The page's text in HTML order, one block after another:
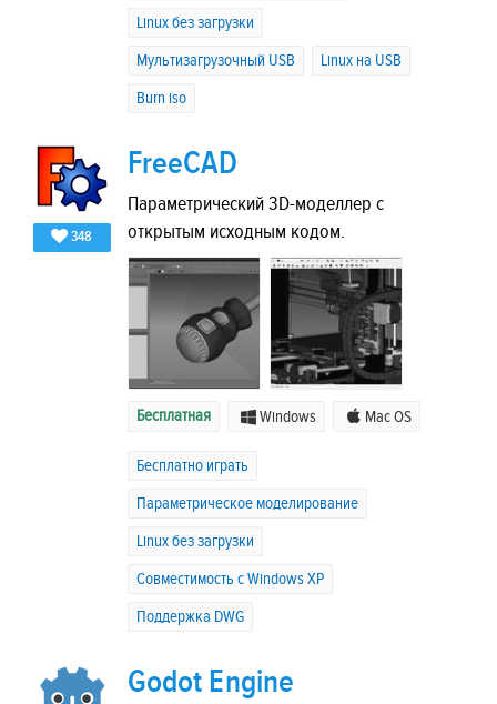
Linux без загрузки
Мультизагрузочный USB
Linux на USB
Burn iso
348
FreeCAD
Параметрический 3D-моделлер с
открытым исходным кодом.
Бесплатная Windows Mac OS
Бесплатно играть
Параметрическое моделирование
Linux без загрузки
Совместимость с Windows XP
Поддержка DWG
Godot Engine